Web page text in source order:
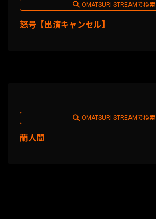
OMATSURI STREAMで検索
怒号【出演キャンセル】
OMATSURI STREAMで検索
蘭人間